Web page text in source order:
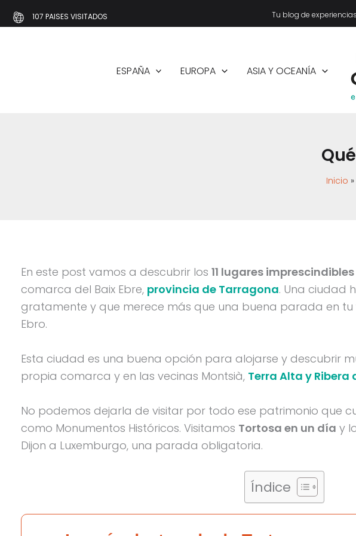
al
107 PAISES VISITADOS Tu blog de
ESPAÑA EUROPA ASIA Y OCEANÍA
Inicio
En este post vamos a descubrir los 11 lugares
comarca del Baix Ebre, provincia de Tarragona. Una ciudad
gratamente y que merece más que una buena parada en
Ebro.
Esta ciudad es una buena opción para alojarse y descubrir
propia comarca y en las vecinas Montsià, Terra Alta y Ribera
No podemos dejarla de visitar por todo ese patrimonio que
como Monumentos Históricos. Visitamos Tortosa en un día y
Dijon a Luxemburgo, una parada obligatoria.
Índice